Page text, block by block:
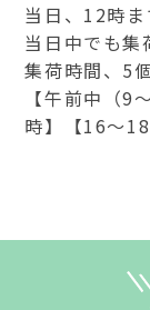
当日、12時
当日中でも集
集荷時間、5
【午前中（
時】【16～